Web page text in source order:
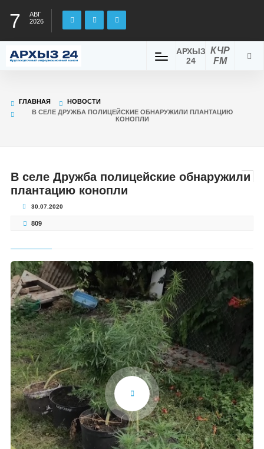
7
АВГ
2026
КЧР
FM
АРХЫЗ
24
ГЛАВНАЯ
НОВОСТИ
В СЕЛЕ ДРУЖБА ПОЛИЦЕЙСКИЕ ОБНАРУЖИЛИ ПЛАНТАЦИЮ
КОНОПЛИ
В селе Дружба полицейские обнаружили
плантацию конопли
30.07.2020
809